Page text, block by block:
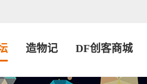
造物记 DF创客商城